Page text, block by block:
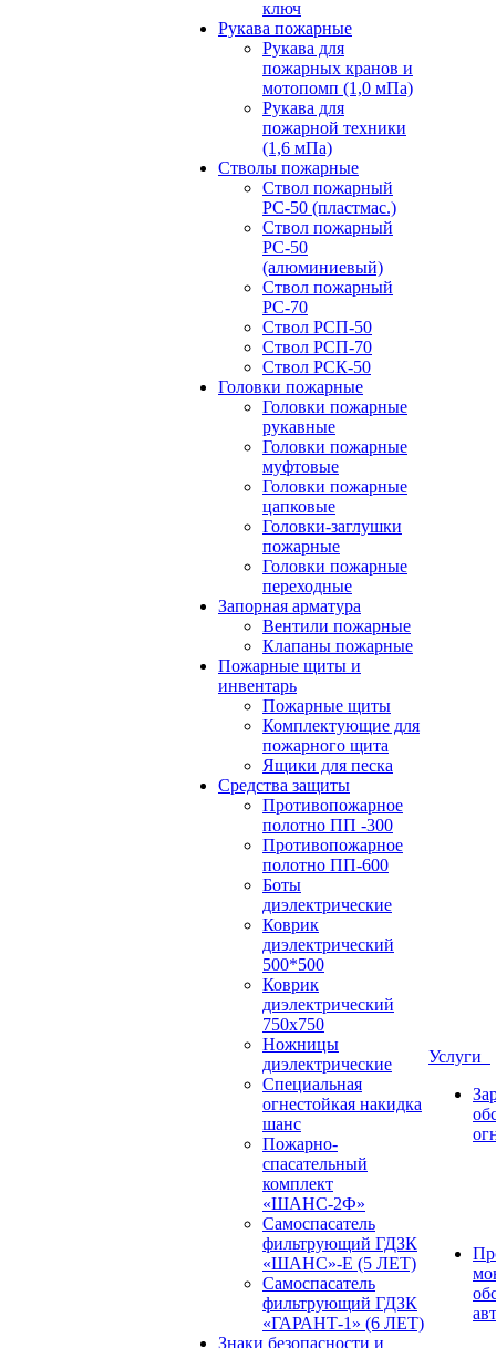
ключ
Рукава пожарные
Рукава для
пожарных кранов и
мотопомп (1,0 мПа)
Рукава для
пожарной техники
(1,6 мПа)
Стволы пожарные
Ствол пожарный
РС-50 (пластмас.)
Ствол пожарный
РС-50
(алюминиевый)
Ствол пожарный
РС-70
Ствол РСП-50
Ствол РСП-70
Ствол РСК-50
Головки пожарные
Головки пожарные
рукавные
Головки пожарные
муфтовые
Головки пожарные
цапковые
Головки-заглушки
пожарные
Головки пожарные
переходные
Запорная арматура
Вентили пожарные
Клапаны пожарные
Пожарные щиты и
инвентарь
Пожарные щиты
Комплектующие для
пожарного щита
Ящики для песка
Средства защиты
Противопожарное
полотно ПП -300
Противопожарное
полотно ПП-600
Боты
диэлектрические
Коврик
диэлектрический
500*500
Коврик
диэлектрический
750х750
Ножницы
диэлектрические
Специальная
огнестойкая накидка
шанс
Пожарно-
спасательный
комплект
«ШАНС-2Ф»
Самоспасатель
фильтрующий ГДЗК
«ШАНС»-Е (5 ЛЕТ)
Самоспасатель
фильтрующий ГДЗК
«ГАРАНТ-1» (6 ЛЕТ)
Знаки безопасности и
Услуги